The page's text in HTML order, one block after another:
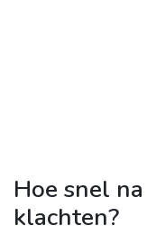
Hoe snel
klachten?